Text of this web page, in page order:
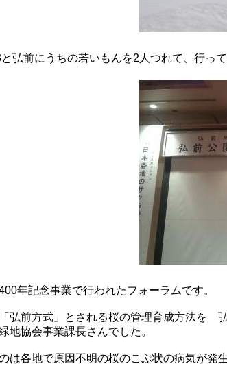
と弘前にうちの若いもんを2人つれて、行っ
年記念事業で行われたフォーラムです。
弘前方式」とされる桜の管理育成方法を
地協会事業課長さんでした。
は各地で原因不明の桜のこぶ状の病気が発